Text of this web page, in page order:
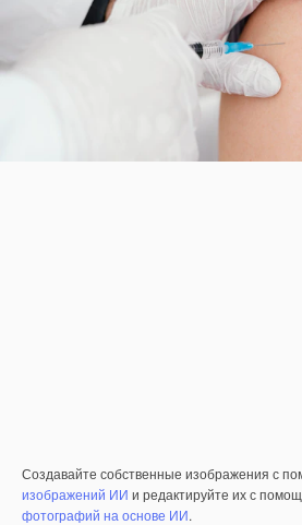
Создавайте собственные изображения с
изображений ИИ и редактируйте их с
фотографий на основе ИИ.